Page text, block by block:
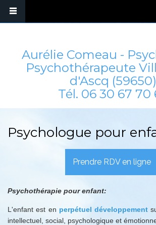
Aurélie Comeau -
Psychothérapeute
d'Ascq (59650)
Tél. 06 30 67 70
Psychologue pour
Prendre RDV en ligne
Psychothérapie pour enfant:
L'enfant est en perpétuel développement
intellectuel, social, psychologique et